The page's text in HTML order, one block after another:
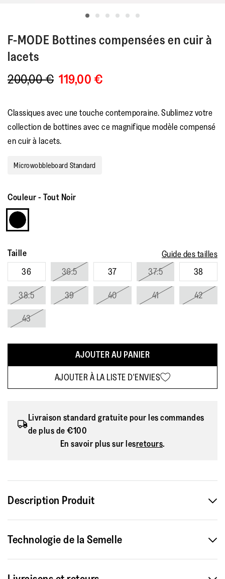
F-MODE Bottines compensées en cuir à
lacets
200,00 € 119,00 €
Classiques avec une touche contemporaine. Sublimez votre
collection de bottines avec ce magnifique modèle compensé
en cuir à lacets.
Microwobbleboard Standard
Couleur- Tout Noir
Taille
Guide des tailles
36
36.5 37 37.5 38
38.5 39 40 41 42
43
AJOUTER AU PANIER
AJOUTER À LA LISTE D'ENVIES
Livraison standard gratuite pour les commandes
de plus de €100
En savoir plus sur lesretours.
Description Produit
modèle compensé à lacets. Nous avons posé une tige de
Technologie de la Semelle